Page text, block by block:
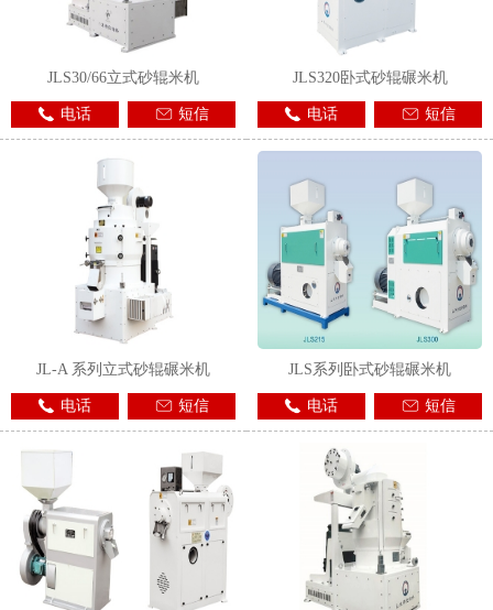
JLS30/66立式砂辊米机
电话 短信
JLS320卧式砂辊碾米机
电话 短信
JL-A 系列立式砂辊碾米机
电话 短信
JLS系列卧式砂辊碾米机
电话 短信